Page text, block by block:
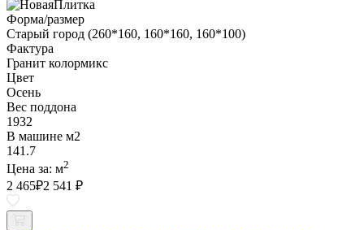
Форма/размер
Старый город (260*160, 160*160, 160*100)
Фактура
Гранит колормикс
Цвет
Осень
Вес поддона
1932
В машине м2
141.7
Цена за: м2
2 465₽2 541 ₽